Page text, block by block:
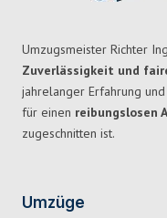
Umzugsmeister Richter
Zuverlässigkeit und
jahrelanger Erfahrung
für einen reibungslosen
zugeschnitten ist.
Umzüge